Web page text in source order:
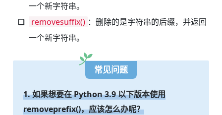
一个新字符串。
removesuffix() ：删除的是字符串的后缀，并返回
一个新字符串。
常见问题
1. 如果想要在 Python 3.9 以下版本使用
removeprefix()，应该怎么办呢？